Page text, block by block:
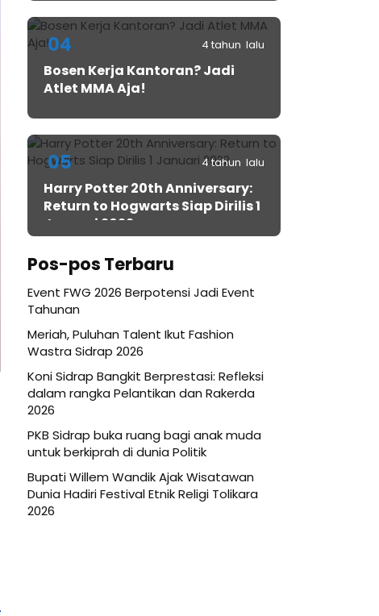
04 4 tahun lalu
Bosen Kerja Kantoran? Jadi
Atlet MMA Aja!
05 4 tahun lalu
Harry Potter 20th Anniversary:
Return to Hogwarts Siap Dirilis 1
Januari 2022
Pos-pos Terbaru
Event FWG 2026 Berpotensi Jadi Event
Tahunan
Meriah, Puluhan Talent Ikut Fashion
Wastra Sidrap 2026
Koni Sidrap Bangkit Berprestasi: Refleksi
dalam rangka Pelantikan dan Rakerda
2026
PKB Sidrap buka ruang bagi anak muda
untuk berkiprah di dunia Politik
Bupati Willem Wandik Ajak Wisatawan
Dunia Hadiri Festival Etnik Religi Tolikara
2026